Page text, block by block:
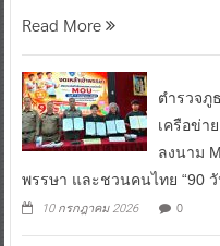
Read More
ตำรวจภู
เครือข่า
ลงนาม
พรรษา และชวนคนไทย “90
10 กรกฎาคม 2026 0